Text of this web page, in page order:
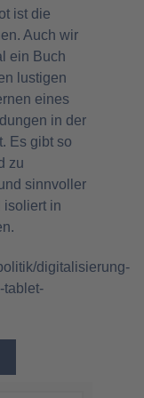
ist die
Auch wir
ein Buch
lustigen
eines
in der
Es gibt so
zu
sinnvoller
isoliert in
digitalisierung-
tablet-
unsere
Der Krieg